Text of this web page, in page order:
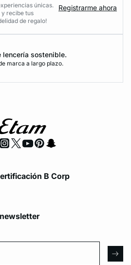
únicas.
y recibe tus
de regalo!
Registrarme ahora
lencería sostenible.
marca a largo plazo.
B Corp